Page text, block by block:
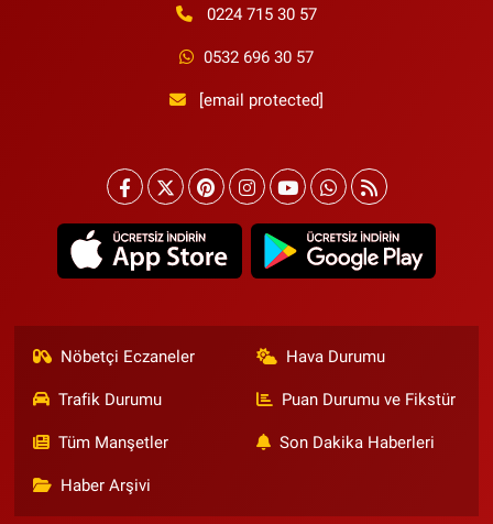
0224 715 30 57
0532 696 30 57
[email protected]
Nöbetçi Eczaneler Hava Durumu
Trafik Durumu Puan Durumu ve Fikstür
Tüm Manşetler Son Dakika Haberleri
Haber Arşivi